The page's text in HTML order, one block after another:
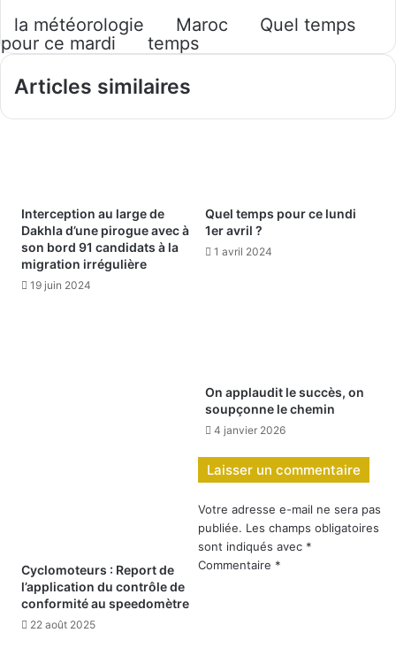
la météorologie
Maroc
Quel temps
pour ce mardi
temps
Articles similaires
Interception au large de
Dakhla d’une pirogue avec à
son bord 91 candidats à la
migration irrégulière
19 juin 2024
Quel temps pour ce lundi
1er avril ?
1 avril 2024
On applaudit le succès, on
soupçonne le chemin
4 janvier 2026
Cyclomoteurs : Report de
l’application du contrôle de
conformité au speedomètre
22 août 2025
Laisser un commentaire
Votre adresse e-mail ne sera pas
publiée. Les champs obligatoires
sont indiqués avec *
Commentaire *